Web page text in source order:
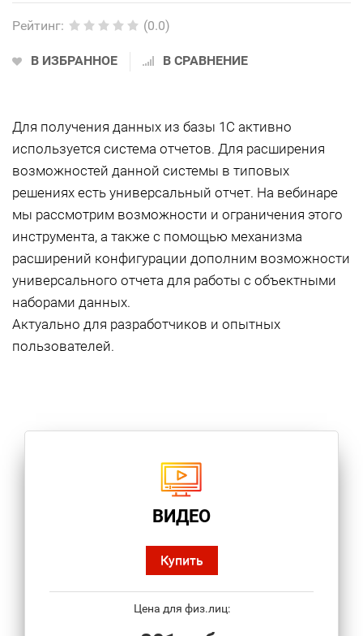
Рейтинг: (0.0)
В ИЗБРАННОЕ В СРАВНЕНИЕ
Для получения данных из базы 1С активно
используется система отчетов. Для расширения
возможностей данной системы в типовых
решениях есть универсальный отчет. На вебинаре
мы рассмотрим возможности и ограничения этого
инструмента, а также с помощью механизма
расширений конфигурации дополним возможности
универсального отчета для работы с объектными
наборами данных.
Актуально для разработчиков и опытных
пользователей.
ВИДЕО
Купить
Цена для физ.лиц: